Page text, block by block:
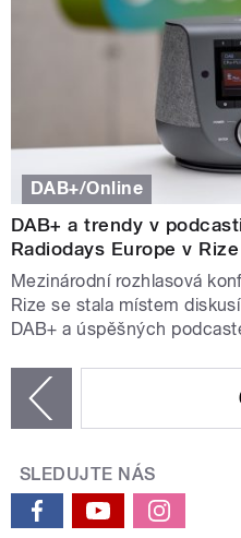
DAB+/Online
DAB+ a trendy v
Radiodays Europe v Rize
Mezinárodní rozhlasová
Rize se stala místem
DAB+ a úspěšných
SLEDUJTE NÁS